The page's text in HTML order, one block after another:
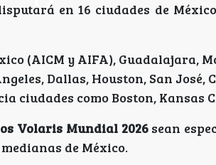
en 16 ciudades de
(AICM y AIFA), Guadalajara,
Dallas, Houston, San José,
ciudades como Boston, Kansas
Volaris Mundial 2026sean
de México.